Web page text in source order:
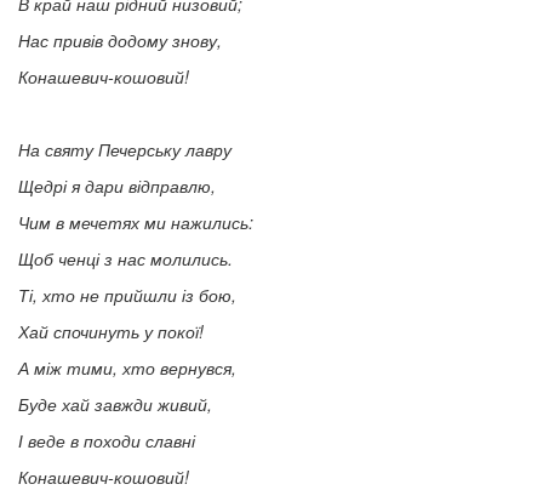
Нас привів додому знову,
Конашевич-кошовий!
На святу Печерську лавру
Щедрі я дари відправлю,
Чим в мечетях ми нажились:
Щоб ченці з нас молились.
Ті, хто не прийшли із бою,
Хай спочинуть у покої!
А між тими, хто вернувся,
Буде хай завжди живий,
І веде в походи славні
Конашевич-кошовий!